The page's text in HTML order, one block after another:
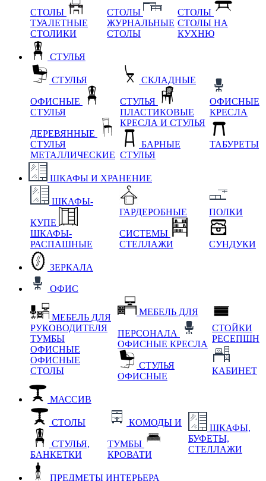
СТОЛЫ
ТУАЛЕТНЫЕ
СТОЛИКИ
СТОЛЫ
ЖУРНАЛЬНЫЕ
СТОЛЫ
СТОЛЫ
СТОЛЫ НА
КУХНЮ
СТУЛЬЯ
СТУЛЬЯ
ОФИСНЫЕ
СТУЛЬЯ
ДЕРЕВЯННЫЕ
СТУЛЬЯ
МЕТАЛЛИЧЕСКИЕ
СКЛАДНЫЕ
СТУЛЬЯ
ПЛАСТИКОВЫЕ
КРЕСЛА И СТУЛЬЯ
БАРНЫЕ
СТУЛЬЯ
ОФИСНЫЕ
КРЕСЛА
ТАБУРЕТЫ
ШКАФЫ И ХРАНЕНИЕ
ШКАФЫ-
КУПЕ
ШКАФЫ-
РАСПАШНЫЕ
ГАРДЕРОБНЫЕ
СИСТЕМЫ
СТЕЛЛАЖИ
ПОЛКИ
СУНДУКИ
ЗЕРКАЛА
ОФИС
МЕБЕЛЬ ДЛЯ
РУКОВОДИТЕЛЯ
ТУМБЫ
ОФИСНЫЕ
ОФИСНЫЕ
СТОЛЫ
МЕБЕЛЬ ДЛЯ
ПЕРСОНАЛА
ОФИСНЫЕ КРЕСЛА
СТУЛЬЯ
ОФИСНЫЕ
СТОЙКИ
РЕСЕПШН
КАБИНЕТ
МАССИВ
СТОЛЫ
СТУЛЬЯ,
БАНКЕТКИ
КОМОДЫ И
ТУМБЫ
КРОВАТИ
ШКАФЫ,
БУФЕТЫ,
СТЕЛЛАЖИ
ПРЕДМЕТЫ ИНТЕРЬЕРА